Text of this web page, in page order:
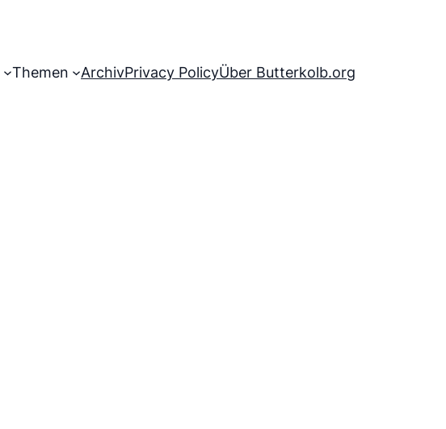
Themen ArchivPrivacy PolicyÜber Butterkolb.org